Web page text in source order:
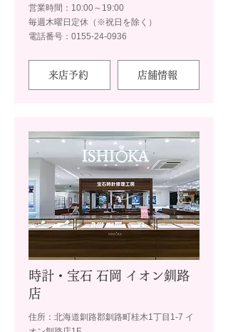
営業時間：10:00～19:00
毎週木曜日定休（※祝日を除く）
電話番号：0155-24-0936
来店予約 店舗情報
時計・宝石 石岡 イオン釧路
店
住所：北海道釧路郡釧路町桂木1丁目1-7 イ